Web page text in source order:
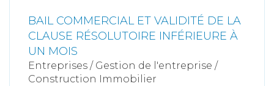
BAIL COMMERCIAL ET VALIDITÉ DE LA
CLAUSE RÉSOLUTOIRE INFÉRIEURE À
UN MOIS
Entreprises / Gestion de l'entreprise /
Construction Immobilier